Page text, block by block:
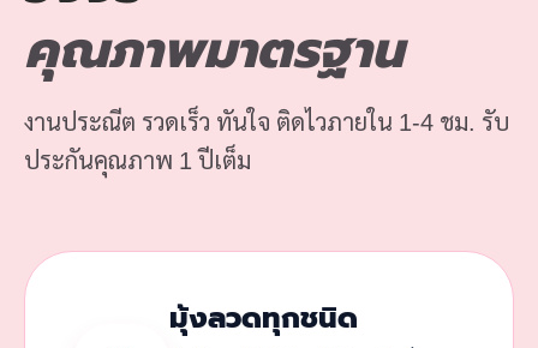
คุณภาพมาตรฐาน
งานประณีต รวดเร็ว ทันใจ ติดไวภายใน 1-4 ชม. รับ
ประกันคุณภาพ 1 ปีเต็ม
มุ้งลวดทุกชนิด